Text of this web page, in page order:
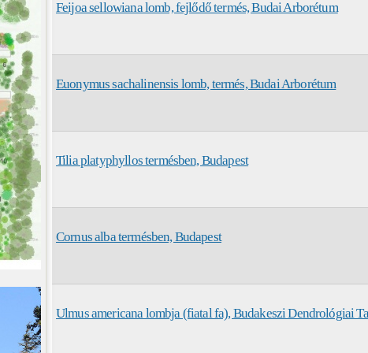
Feijoa sellowiana lomb, fejlődő termés, Budai Arborétum
Euonymus sachalinensis lomb, termés, Budai Arborétum
Tilia platyphyllos termésben, Budapest
Cornus alba termésben, Budapest
Ulmus americana lombja (fiatal fa), Budakeszi Dendrológiai